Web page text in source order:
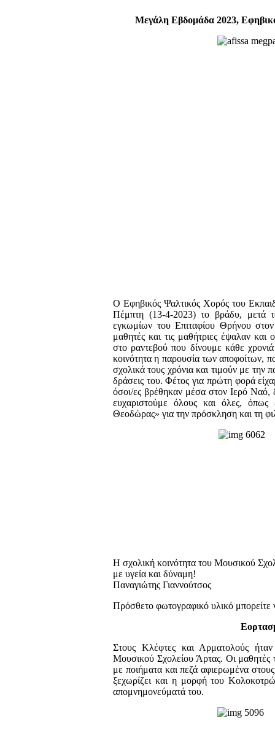
Μεγάλη Εβδομάδα 2023,
Ο Εφηβικός Ψαλτικός Χορός του
Πέμπτη (13-4-2023) το βράδυ, μετά
εγκωμίων του Επιταφίου Θρήνου
μαθητές και τις μαθήτριες έψαλαν και
στο ραντεβού που δίνουμε κάθε χρονιά
κοινότητα η παρουσία των αποφοίτων,
σχολικά τους χρόνια και τιμούν με την
δράσεις του. Φέτος για πρώτη φορά
όσοι/ες βρέθηκαν μέσα στον Ιερό Ναό,
ευχαριστούμε όλους και όλες,
Θεοδώρας» για την πρόσκληση και τη
Η σχολική κοινότητα του Μουσικού
με υγεία και δύναμη!
Παναγιώτης Γιαννούτσος
Πρόσθετο φωτογραφικό υλικό
Στους Κλέφτες και Αρματολούς
Μουσικού Σχολείου Άρτας. Οι
με ποιήματα και πεζά αφιερωμένα
ξεχωρίζει και η μορφή του
απομνημονεύματά του.